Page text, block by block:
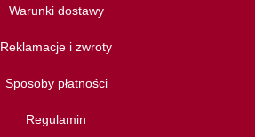
Warunki dostawy
Reklamacje i zwroty
Sposoby płatności
Regulamin